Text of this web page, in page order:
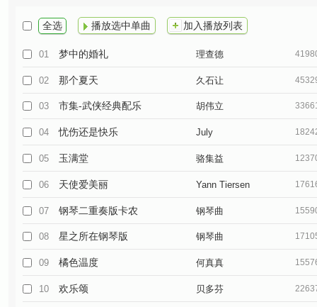
全选 播放选中单曲 加入播放列表
01 梦中的婚礼 理查德
02 那个夏天 久石让
03 市集-武侠经典配乐 胡伟立
04 忧伤还是快乐 July
05 玉满堂 骆集益
06 天使爱美丽 Yann Tiersen
07 钢琴二重奏版卡农 钢琴曲
08 星之所在钢琴版 钢琴曲
09 橘色温度 何真真
10 欢乐颂 贝多芬